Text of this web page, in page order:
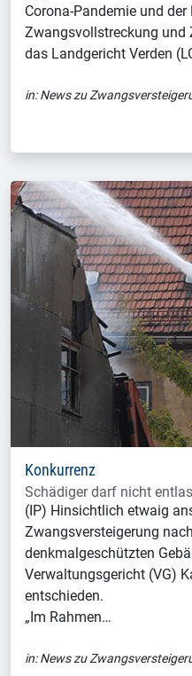
Corona-Pandemie und
Zwangsvollstreckung und
das Landgericht Verden
in:News zu
Konkurrenz
Schädiger darf nicht
(IP) Hinsichtlich etwaig
Zwangsversteigerung
denkmalgeschützten
Verwaltungsgericht (VG)
entschieden.
„Im Rahmen…
in:News zu